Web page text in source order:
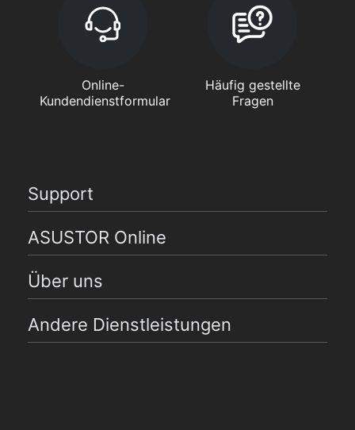
Online-
Kundendienstformular
Häufig gestellte
Fragen
Support
ASUSTOR Online
Über uns
Andere Dienstleistungen